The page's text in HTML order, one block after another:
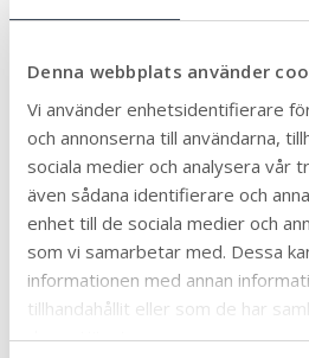
Denna webbplats använder
Vi använder enhetsidentifierare
och annonserna till användarna,
sociala medier och analysera vår
även sådana identifierare och
enhet till de sociala medier och
som vi samarbetar med. Dessa
informationen med annan
tillhandahållit eller som de har
deras tjänster.